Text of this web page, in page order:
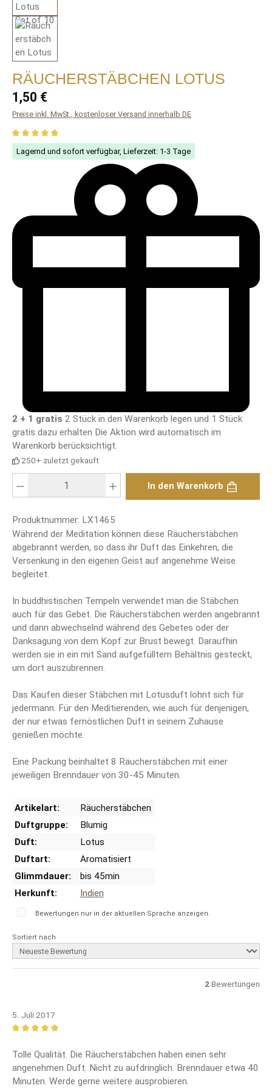
RÄUCHERSTÄBCHEN LOTUS
Regulärer Preis:
1,50 €
Preise inkl. MwSt., kostenloser Versand innerhalb DE
Durchschnittliche Bewertung von 5 von 5 Sternen
Lagernd und sofort verfügbar, Lieferzeit: 1-3 Tage
2 + 1 gratis 2 Stück in den Warenkorb legen und 1 Stück
gratis dazu erhalten Die Aktion wird automatisch im
Warenkorb berücksichtigt.
250+ zuletzt gekauft
In den Warenkorb
Produktnummer: LX1465
Während der Meditation können diese Räucherstäbchen
abgebrannt werden, so dass ihr Duft das Einkehren, die
Versenkung in den eigenen Geist auf angenehme Weise
begleitet.
In buddhistischen Tempeln verwendet man die Stäbchen
auch für das Gebet. Die Räucherstäbchen werden angebrannt
und dann abwechselnd während des Gebetes oder der
Danksagung von dem Kopf zur Brust bewegt. Daraufhin
werden sie in ein mit Sand aufgefülltem Behältnis gesteckt,
um dort auszubrennen.
Das Kaufen dieser Stäbchen mit Lotusduft lohnt sich für
jedermann. Für den Meditierenden, wie auch für denjenigen,
der nur etwas fernöstlichen Duft in seinem Zuhause
genießen möchte.
Eine Packung beinhaltet 8 Räucherstäbchen mit einer
jeweiligen Brenndauer von 30-45 Minuten.
Artikelart:
Räucherstäbchen
Duftgruppe:
Blumig
Duft:
Lotus
Duftart:
Aromatisiert
Glimmdauer:
bis 45min
Herkunft:
Indien
Bewertungen nur in der aktuellen Sprache anzeigen.
Sortiert nach
2 Bewertungen
5. Juli 2017
Tolle Qualität. Die Räucherstäbchen haben einen sehr
angenehmen Duft. Nicht zu aufdringlich. Brenndauer etwa 40
Minuten. Werde gerne weitere ausprobieren.